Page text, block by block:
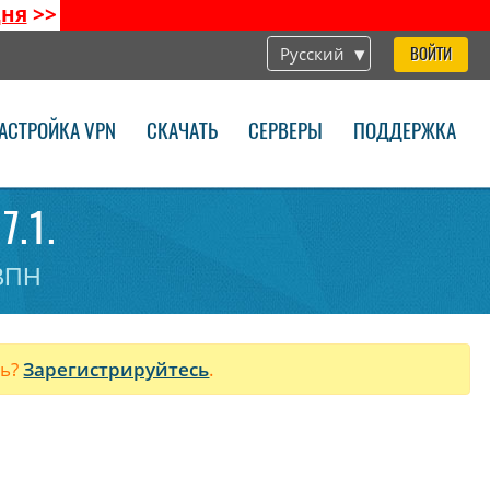
>>
Русский ВОЙТИ
VPN СКАЧАТЬ СЕРВЕРЫ ПОДДЕРЖКА
Зарегистрируйтесь.